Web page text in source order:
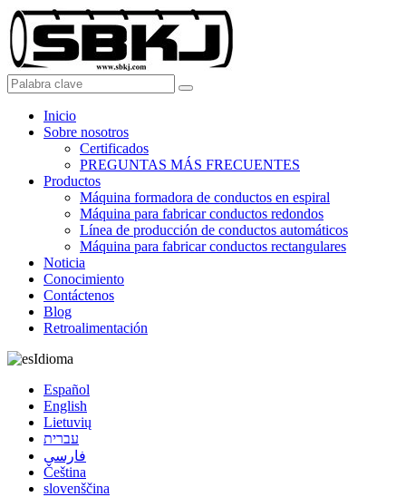
Inicio
Sobre nosotros
Certificados
PREGUNTAS MÁS FRECUENTES
Productos
Máquina formadora de conductos en espiral
Máquina para fabricar conductos redondos
Línea de producción de conductos automáticos
Máquina para fabricar conductos rectangulares
Noticia
Conocimiento
Contáctenos
Blog
Retroalimentación
Idioma
Español
English
Lietuvių
עברית
فارسی
Čeština
slovenščina